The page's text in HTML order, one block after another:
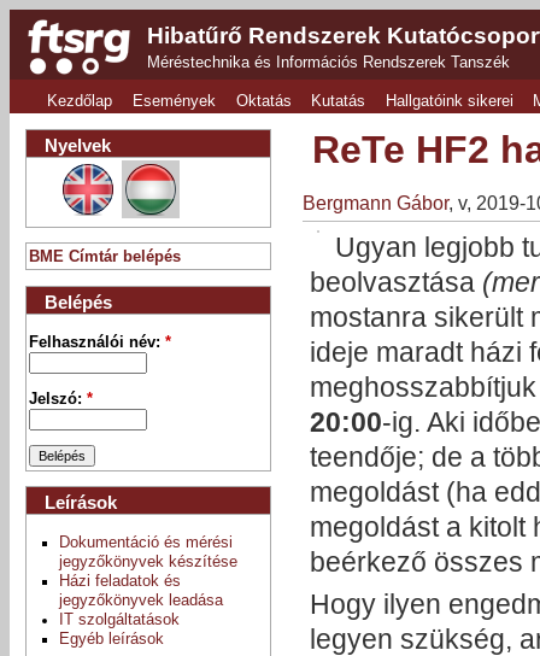
Hibatűrő Rendszerek
Méréstechnika és Információs Rendszerek Tanszék
Kezdőlap Események Oktatás Kutatás Hallgatóink sikerei
ReTe HF2
Bergmann Gábor, v, 2019-
Ugyan legjobb
beolvasztása
mostanra sikerült
ideje maradt házi
20:00-ig. Aki
teendője; de a
megoldást (ha
megoldást a kitolt
beérkező összes
Hogy ilyen
legyen szükség,
Nyelvek
BME Címtár belépés
Belépés
Felhasználói név:*
Jelszó:*
Leírások
Dokumentáció és mérési
jegyzőkönyvek készítése
Házi feladatok és
jegyzőkönyvek leadása
IT szolgáltatások
Egyéb leírások